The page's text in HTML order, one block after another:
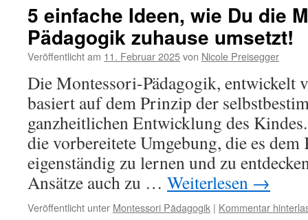
5 einfache Ideen, wie Du die
Pädagogik zuhause umsetzt!
Veröffentlicht am 11. Februar 2025von Nicole Preisegger
Die Montessori-Pädagogik, entwickelt
basiert auf dem Prinzip der
ganzheitlichen Entwicklung des
die vorbereitete Umgebung, die es
eigenständig zu lernen und zu
Ansätze auch zu … Weiterlesen →
Veröffentlicht unter Montessori Pädagogik | Kommentar